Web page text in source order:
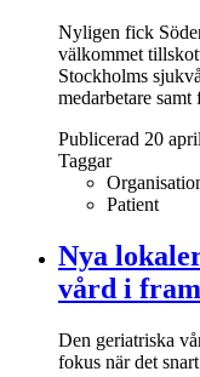
Nyligen fick
välkommet
Stockholms
medarbetare
Publicerad 20
Taggar
Patient
Nya
vård i
Den geriatriska
fokus när det